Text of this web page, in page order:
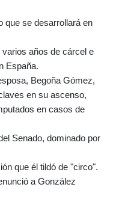
que se desarrollará en
años de cárcel e
España.
Begoña Gómez,
en su ascenso,
en casos de
Senado, dominado por
que él tildó de "circo".
a González